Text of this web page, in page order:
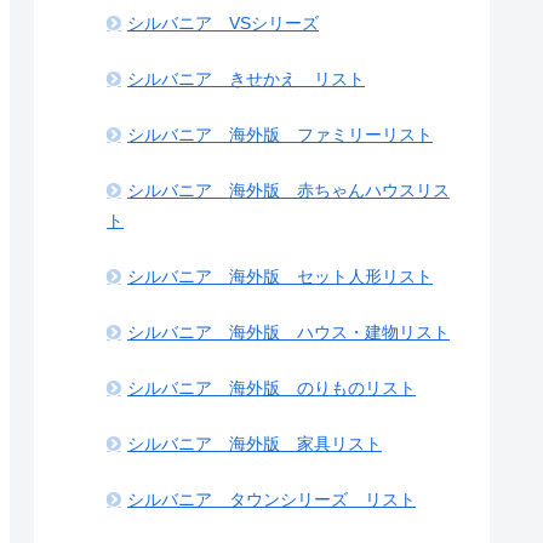
シルバニア VSシリーズ
シルバニア きせかえ リスト
シルバニア 海外版 ファミリーリスト
シルバニア 海外版 赤ちゃんハウスリス
ト
シルバニア 海外版 セット人形リスト
シルバニア 海外版 ハウス・建物リスト
シルバニア 海外版 のりものリスト
シルバニア 海外版 家具リスト
シルバニア タウンシリーズ リスト